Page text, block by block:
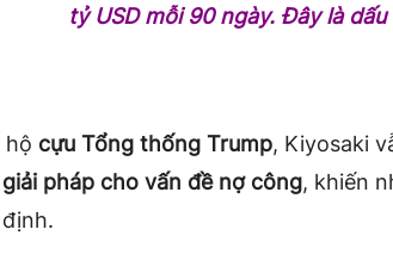
tỷ USD mỗi 90 ngày. Đây là dấu
hộ cựu Tổng thống Trump, Kiyosaki
pháp cho vấn đề nợ công, khiến